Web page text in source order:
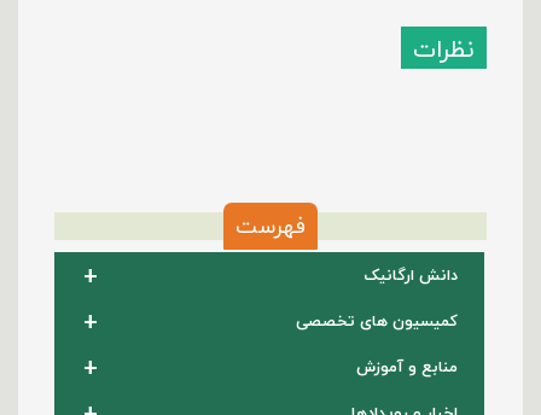
نظرات
فهرست
دانش ارگانیک +
کمیسیون های تخصصی +
منابع و آموزش +